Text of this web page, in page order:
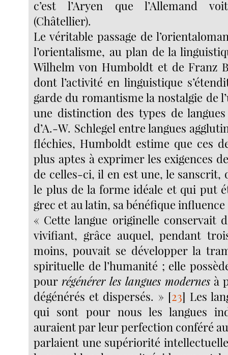
c’est l’Aryen que l’Allemand
(Châtellier).
Le véritable passage de
l’orientalisme, au plan de la
Wilhelm von Humboldt et de Franz
dont l’activité en linguistique
garde du romantisme la nostalgie de
une distinction des types de
d’A.-W. Schlegel entre langues
fléchies, Humboldt estime que ces
plus aptes à exprimer les exigences
de celles-ci, il en est une, le sanscrit,
le plus de la forme idéale et qui put
grec et au latin, sa bénéfique influence
« Cette langue originelle conservait
vivifiant, grâce auquel, pendant
moins, pouvait se développer la
spirituelle de l’humanité ; elle
pourrégénérer les langues modernes à
dégénérés et dispersés. » [23] Les
qui sont pour nous les langues
auraient par leur perfection conféré
parlaient une supériorité